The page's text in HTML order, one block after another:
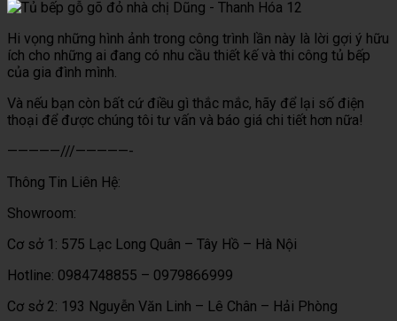
Hi vọng những hình ảnh trong công trình lần này là lời gợi ý hữu
ích cho những ai đang có nhu cầu thiết kế và thi công tủ bếp
của gia đình mình.
Và nếu bạn còn bất cứ điều gì thắc mắc, hãy để lại số điện
thoại để được chúng tôi tư vấn và báo giá chi tiết hơn nữa!
—————///—————-
Thông Tin Liên Hệ:
Showroom:
Cơ sở 1: 575 Lạc Long Quân – Tây Hồ – Hà Nội
Hotline: 0984748855 – 0979866999
Cơ sở 2: 193 Nguyễn Văn Linh – Lê Chân – Hải Phòng